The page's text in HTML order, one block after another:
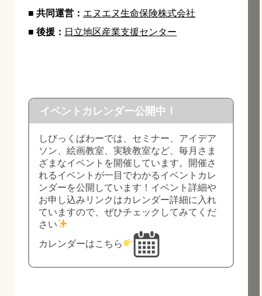
■ 共同運営： エヌエヌ生命保険株式会社
■ 後援 ： 日立地区産業支援センター
イベントカレンダー公開中！
しびっくぱわーでは、セミナー、アイデア
ソン、絵画教室、実験教室など、毎月さま
ざまなイベントを開催しています。開催さ
れるイベントが一目でわかるイベントカレ
ンダーを公開しています！イベント詳細や
お申し込みリンクはカレンダー詳細に入れ
ていますので、ぜひチェックしてみてくだ
さい
カレンダーはこちら